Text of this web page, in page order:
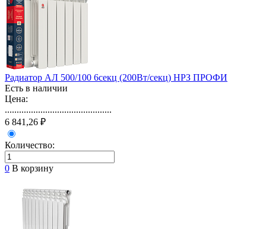
Радиатор АЛ 500/100 6секц (200Вт/секц) НРЗ ПРОФИ
Есть в наличии
Цена:
.............................................
6 841,26 ₽
Количество:
0 В корзину